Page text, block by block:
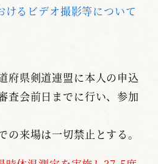
けるビデオ撮影等について
府県剣道連盟に本人の申込
査会前日までに行い、参加
の来場は一切禁止とする。